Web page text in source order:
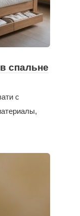
спальне
с